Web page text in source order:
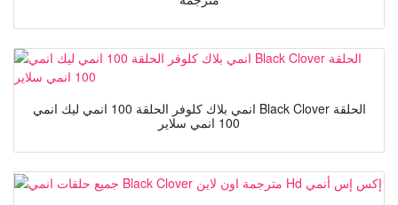
انمي بلاك كلوفر الحلقة 100 انمي ليك انمي Black Clover الحلقة
100 انمي سلاير